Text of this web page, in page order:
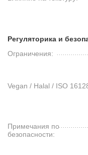
Регуляторика и
Ограничения:
Vegan / Halal / ISO
Примечания по
безопасности: